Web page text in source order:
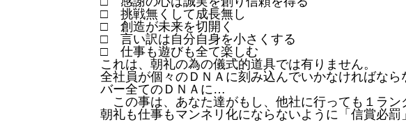
□ 挑戦無くして成長無し
□ 創造が未来を切開く
□ 言い訳は自分自身を小さくする
□ 仕事も遊びも全て楽しむ
これは、朝礼の為の儀式的道具では有りません。
全社員が個々のＤＮＡに刻み込んでいかなければな
バー全てのＤＮＡに…
この事は、あなた達がもし、他社に行っても１ラン
朝礼も仕事もマンネリ化にならないように「信賞必罰